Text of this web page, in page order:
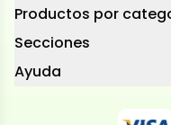
Productos por
Secciones
Ayuda